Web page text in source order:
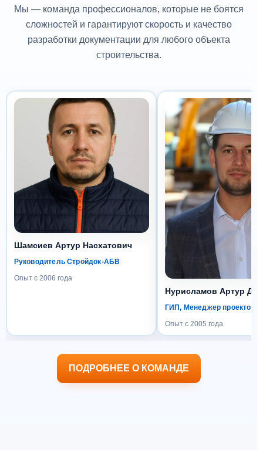
Мы — команда профессионалов, которые не боятся
сложностей и гарантируют скорость и качество
разработки документации для любого объекта
строительства.
Шамсиев Артур Насхатович
Руководитель Стройдок-АБВ
Опыт с 2006 года
Нурисламов Артур
ГИП, Менеджер проектов
Опыт с 2005 года
ПОДРОБНЕЕ О КОМАНДЕ